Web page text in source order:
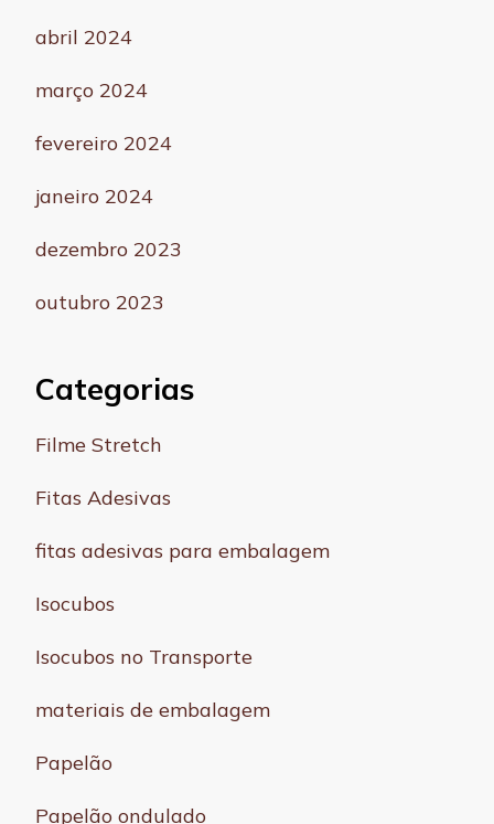
abril 2024
março 2024
fevereiro 2024
janeiro 2024
dezembro 2023
outubro 2023
Categorias
Filme Stretch
Fitas Adesivas
fitas adesivas para embalagem
Isocubos
Isocubos no Transporte
materiais de embalagem
Papelão
Papelão ondulado